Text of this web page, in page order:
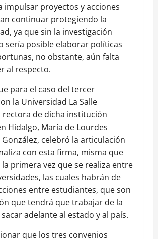
impulsar proyectos y acciones
continuar protegiendo la
ya que sin la investigación
sería posible elaborar políticas
no obstante, aún falta
al respecto.
para el caso del tercer
la Universidad La Salle
rectora de dicha institución
Hidalgo, María de Lourdes
González, celebró la articulación
con esta firma, misma que
primera vez que se realiza entre
las cuales habrán de
entre estudiantes, que son
que tendrá que trabajar de la
adelante al estado y al país.
que los tres convenios